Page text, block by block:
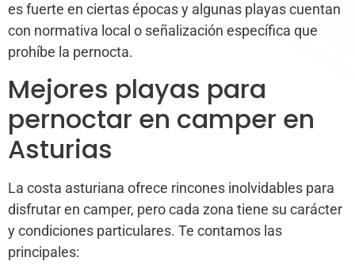
es fuerte en ciertas épocas y algunas playas cuentan
con normativa local o señalización específica que
prohíbe la pernocta.
Mejores playas para
pernoctar en camper en
Asturias
La costa asturiana ofrece rincones inolvidables para
disfrutar en camper, pero cada zona tiene su carácter
y condiciones particulares. Te contamos las
principales: